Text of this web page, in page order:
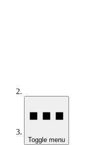
Toggle menu